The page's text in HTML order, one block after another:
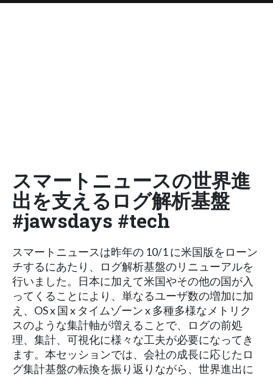
スマートニュースの世界進
出を支えるログ解析基盤
#jawsdays #tech
スマートニュースは昨年の 10/1 に米国版をローン
チするにあたり、ログ解析基盤のリニューアルを
行いました。日本に加えて米国やその他の国が入
ってくることにより、単なるユーザ数の増加に加
え、OS x 国 x タイムゾーン x 多種多様なメトリク
スのような集計軸が増えることで、ログの前処
理、集計、可視化に様々な工夫が必要になってき
ます。本セッションでは、会社の成長に応じたロ
グ集計基盤の転換を振り返りながら、世界進出に